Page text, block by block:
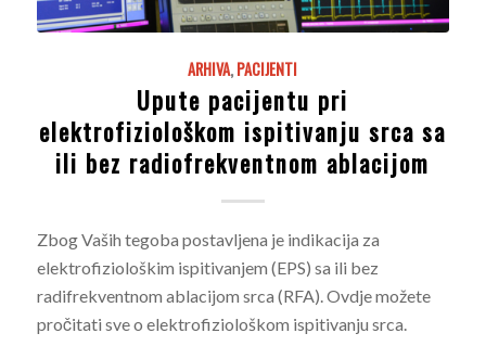
ARHIVA,PACIJENTI
Upute pacijentu pri
elektrofiziološkom ispitivanju srca sa
ili bez radiofrekventnom ablacijom
Zbog Vaših tegoba postavljena je indikacija za
elektrofiziološkim ispitivanjem (EPS) sa ili bez
radifrekventnom ablacijom srca (RFA). Ovdje možete
pročitati sve o elektrofiziološkom ispitivanju srca.